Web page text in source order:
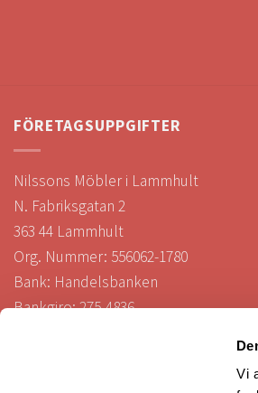
Vi
FÖRETAGSUPPGIFTER
Nilssons Möbler i Lammhult
N. Fabriksgatan 2
363 44 Lammhult
Org. Nummer: 556062-1780
Bank: Handelsbanken
Bankgiro: 275-4836